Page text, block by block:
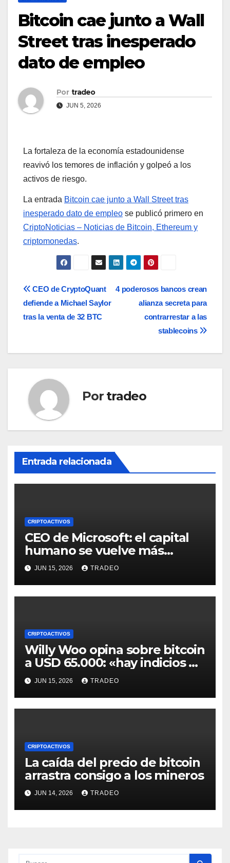
Bitcoin cae junto a Wall
Street tras inesperado
dato de empleo
Por tradeo
JUN 5, 2026
La fortaleza de la economía estadounidense
reavivó los temores de inflación y golpeó a los
activos de riesgo.
La entrada Bitcoin cae junto a Wall Street tras
inesperado dato de empleo se publicó primero en
CriptoNoticias – Noticias de Bitcoin, Ethereum y
criptomonedas.
Navegación
de
4 poderosos bancos crean
alianza secreta para
contrarrestar a las
stablecoins
CEO de CryptoQuant
defiende a Michael Saylor
tras la venta de 32 BTC
Por tradeo
Entrada relacionada
CRIPTOACTIVOS
CEO de Microsoft: el capital
humano se vuelve más
valioso a medida que crece la
IA
JUN 15, 2026 TRADEO
CRIPTOACTIVOS
Willy Woo opina sobre bitcoin
a USD 65.000: «hay indicios de
posible divergencia alcista»
JUN 15, 2026 TRADEO
CRIPTOACTIVOS
La caída del precio de bitcoin
arrastra consigo a los mineros
JUN 14, 2026 TRADEO